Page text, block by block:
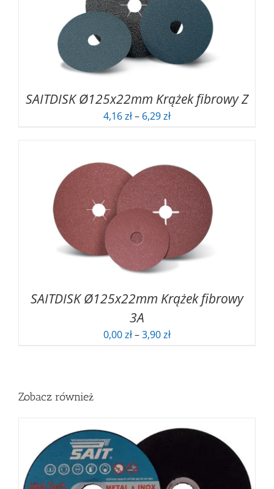
SAITDISK Ø125x22mm Krążek fibrowy Z
4,16zł– 6,29złZakres
do
6,29 zł
SAITDISK Ø125x22mm Krążek fibrowy
3A
0,00zł–3,90złZakres
Zobacz również